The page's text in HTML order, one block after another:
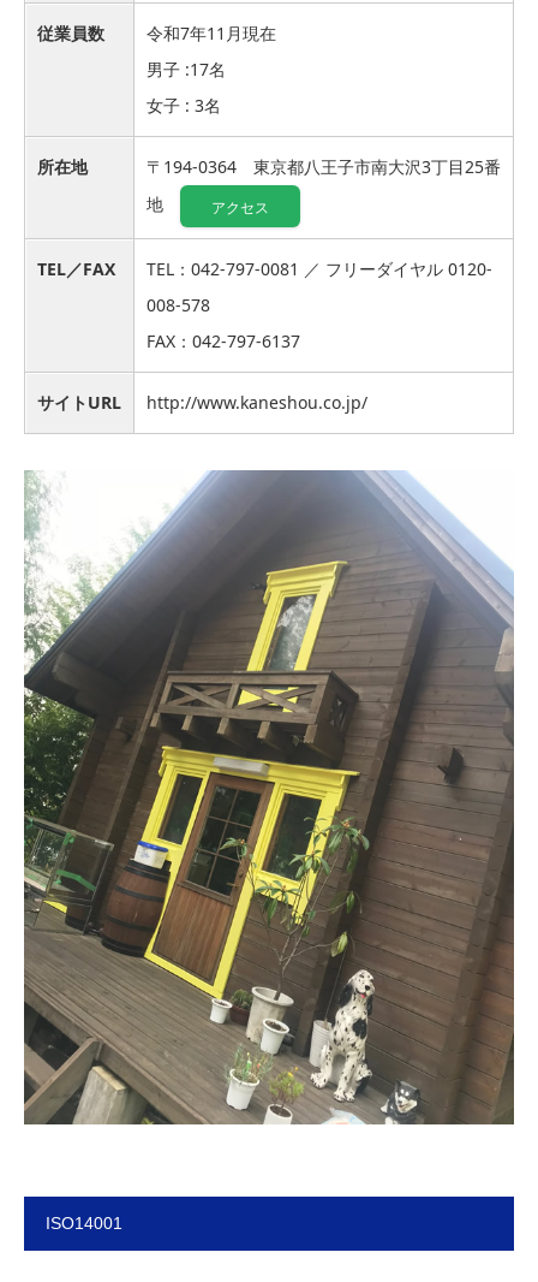
従業員数
令和7年11月現在
男子 :17名
女子 : 3名
所在地
〒194-0364 東京都八王子市南大沢3丁目25番
地
アクセス
TEL／FAX
TEL：042-797-0081 ／ フリーダイヤル 0120-
008-578
FAX：042-797-6137
サイトURL http://www.kaneshou.co.jp/
ISO14001